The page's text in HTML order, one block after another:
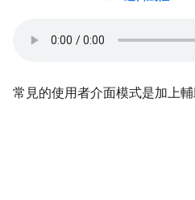
常見的使用者介面模式是加上輔